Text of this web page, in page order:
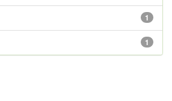
1
1